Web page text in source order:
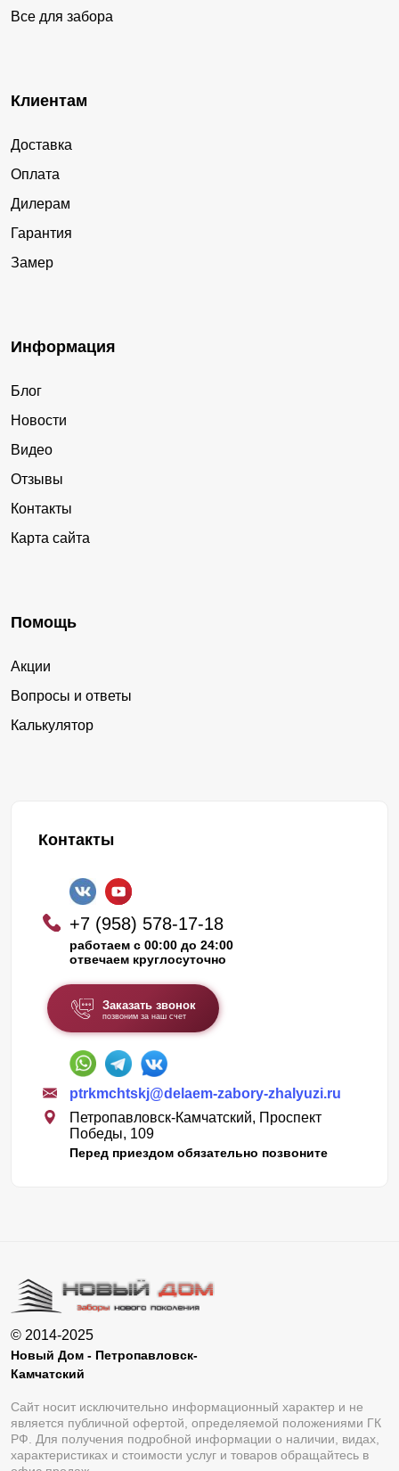
Все для забора
Клиентам
Доставка
Оплата
Дилерам
Гарантия
Замер
Информация
Блог
Новости
Видео
Отзывы
Контакты
Карта сайта
Помощь
Акции
Вопросы и ответы
Калькулятор
Контакты
+7 (958) 578-17-18
работаем с 00:00 до 24:00
отвечаем круглосуточно
Заказать звонок
позвоним за наш счет
ptrkmchtskj@delaem-zabory-zhalyuzi.ru
Петропавловск-Камчатский, Проспект
Победы, 109
Перед приездом обязательно позвоните
© 2014-2025
Новый Дом - Петропавловск-
Камчатский
Сайт носит исключительно информационный характер и не
является публичной офертой, определяемой положениями ГК
РФ. Для получения подробной информации о наличии, видах,
характеристиках и стоимости услуг и товаров обращайтесь в